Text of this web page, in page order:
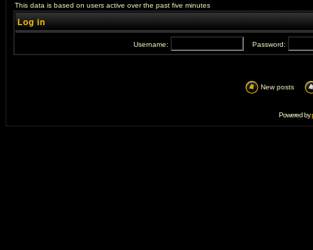
This data is based on users active over the past five minutes
Log in
Username: Password:
New posts
Powered by